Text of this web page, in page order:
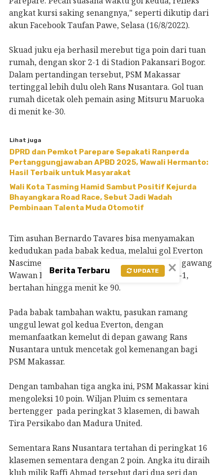
angkat kursi saking senangnya," seperti dikutip dari
akun Facebook Taufan Pawe, Selasa (16/8/2022).
Skuad juku eja berhasil merebut tiga poin dari tuan
rumah, dengan skor 2-1 di Stadion Pakansari Bogor.
Dalam pertandingan tersebut, PSM Makassar
tertinggal lebih dulu oleh Rans Nusantara. Gol tuan
rumah dicetak oleh pemain asing Mitsuru Maruoka
di menit ke-30.
Lihat juga
DPRD dan Pemkot Parepare Sepakati Ranperda
Pertanggungjawaban APBD 2025, Wawali Hermanto:
Hasil Terbaik untuk Masyarakat
Wali Kota Tasming Hamid Sambut Positif Kejurda
Bhayangkara Road Race, Sebut Jadi Wadah
Pembinaan Talenta Muda Otomotif
Tim asuhan Bernardo Tavares bisa menyamakan
kedudukan pada babak kedua, melalui gol Everton
Nascimento pada menit 48, lewat sepakan ke gawang
Wawan Hermawan, sehingga skor menjadi 1-1,
bertahan hingga menit ke 90.
Pada babak tambahan waktu, pasukan ramang
unggul lewat gol kedua Everton, dengan
memanfaatkan kemelut di depan gawang Rans
Nusantara untuk mencetak gol kemenangan bagi
PSM Makassar.
Dengan tambahan tiga angka ini, PSM Makassar kini
mengoleksi 10 poin. Wiljan Pluim cs sementara
bertengger pada peringkat 3 klasemen, di bawah
Tira Persikabo dan Madura United.
Sementara Rans Nusantara tertahan di peringkat 16
klasemen sementara dengan 2 poin. Angka itu diraih
klub milik Raffi Ahmad tersebut dari dua seri dan
×
Berita Terbaru UPDATE